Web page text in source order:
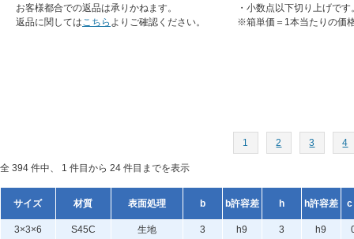
お客様都合での返品は承りかねます。
返品に関してはこちら よりご確認ください。
・小数点以下切り上げです
※箱単価＝1本当たりの価
1 2 3 4
全 394 件中、 1 件目から 24 件目までを表示
サイズ 材質 表面処理 b b許容差 h h許容差 c
3×3×6 S45C 生地 3 h9 3 h9